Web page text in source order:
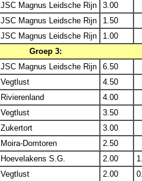
JSC Magnus Leidsche Rijn
3.00
JSC Magnus Leidsche Rijn
1.50
JSC Magnus Leidsche Rijn
1.00
Groep 3:
JSC Magnus Leidsche Rijn
6.50
Vegtlust
4.50
Rivierenland
4.00
Vegtlust
3.50
Zukertort
3.00
Moira-Domtoren
2.50
Hoevelakens S.G. 2.00
Vegtlust 2.00